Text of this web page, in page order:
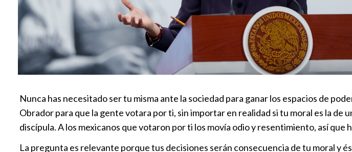
Nunca has necesitado ser tu misma ante la sociedad para ganar los espacios de
Obrador para que la gente votara por ti, sin importar en realidad si tu moral es la
discípula. A los mexicanos que votaron por ti los movía odio y resentimiento, así que
La pregunta es relevante porque tus decisiones serán consecuencia de tu moral y